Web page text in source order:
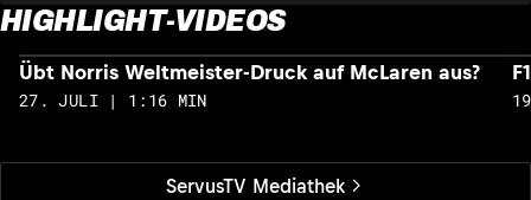
HIGHLIGHT-VIDEOS
ServusTV Mediathek
Übt Norris Weltmeister-Druck auf McLaren aus?
27. JULI | 1:16 MIN